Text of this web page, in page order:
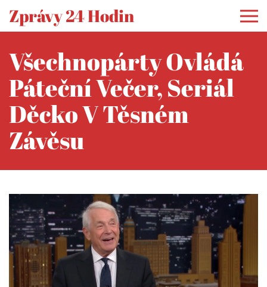
Zprávy 24 Hodin
Všechnopárty Ovládá
Páteční Večer, Seriál
Děcko V Těsném
Závěsu